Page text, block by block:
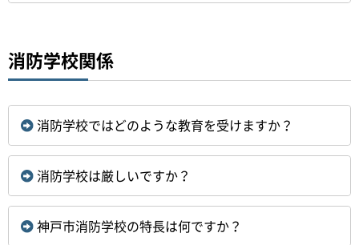
消防学校関係
消防学校ではどのような教育を受けますか？
消防学校は厳しいですか？
神戸市消防学校の特長は何ですか？